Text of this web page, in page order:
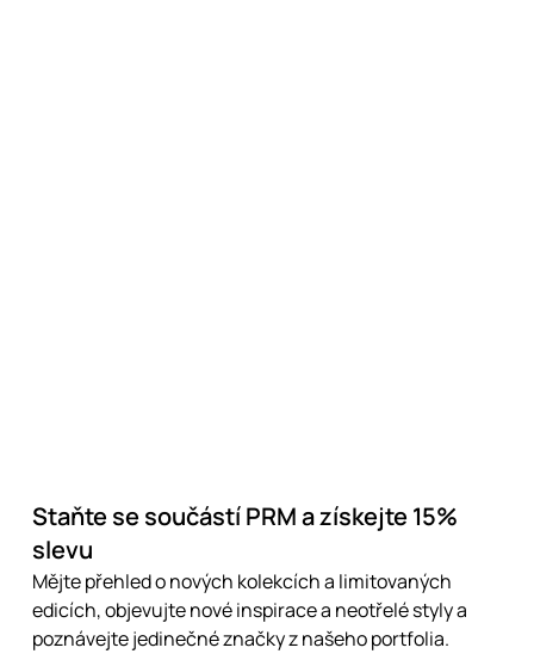
Staňte se součástí PRM a získejte 15%
slevu
Mějte přehled o nových kolekcích a limitovaných
edicích, objevujte nové inspirace a neotřelé styly a
poznávejte jedinečné značky z našeho portfolia.